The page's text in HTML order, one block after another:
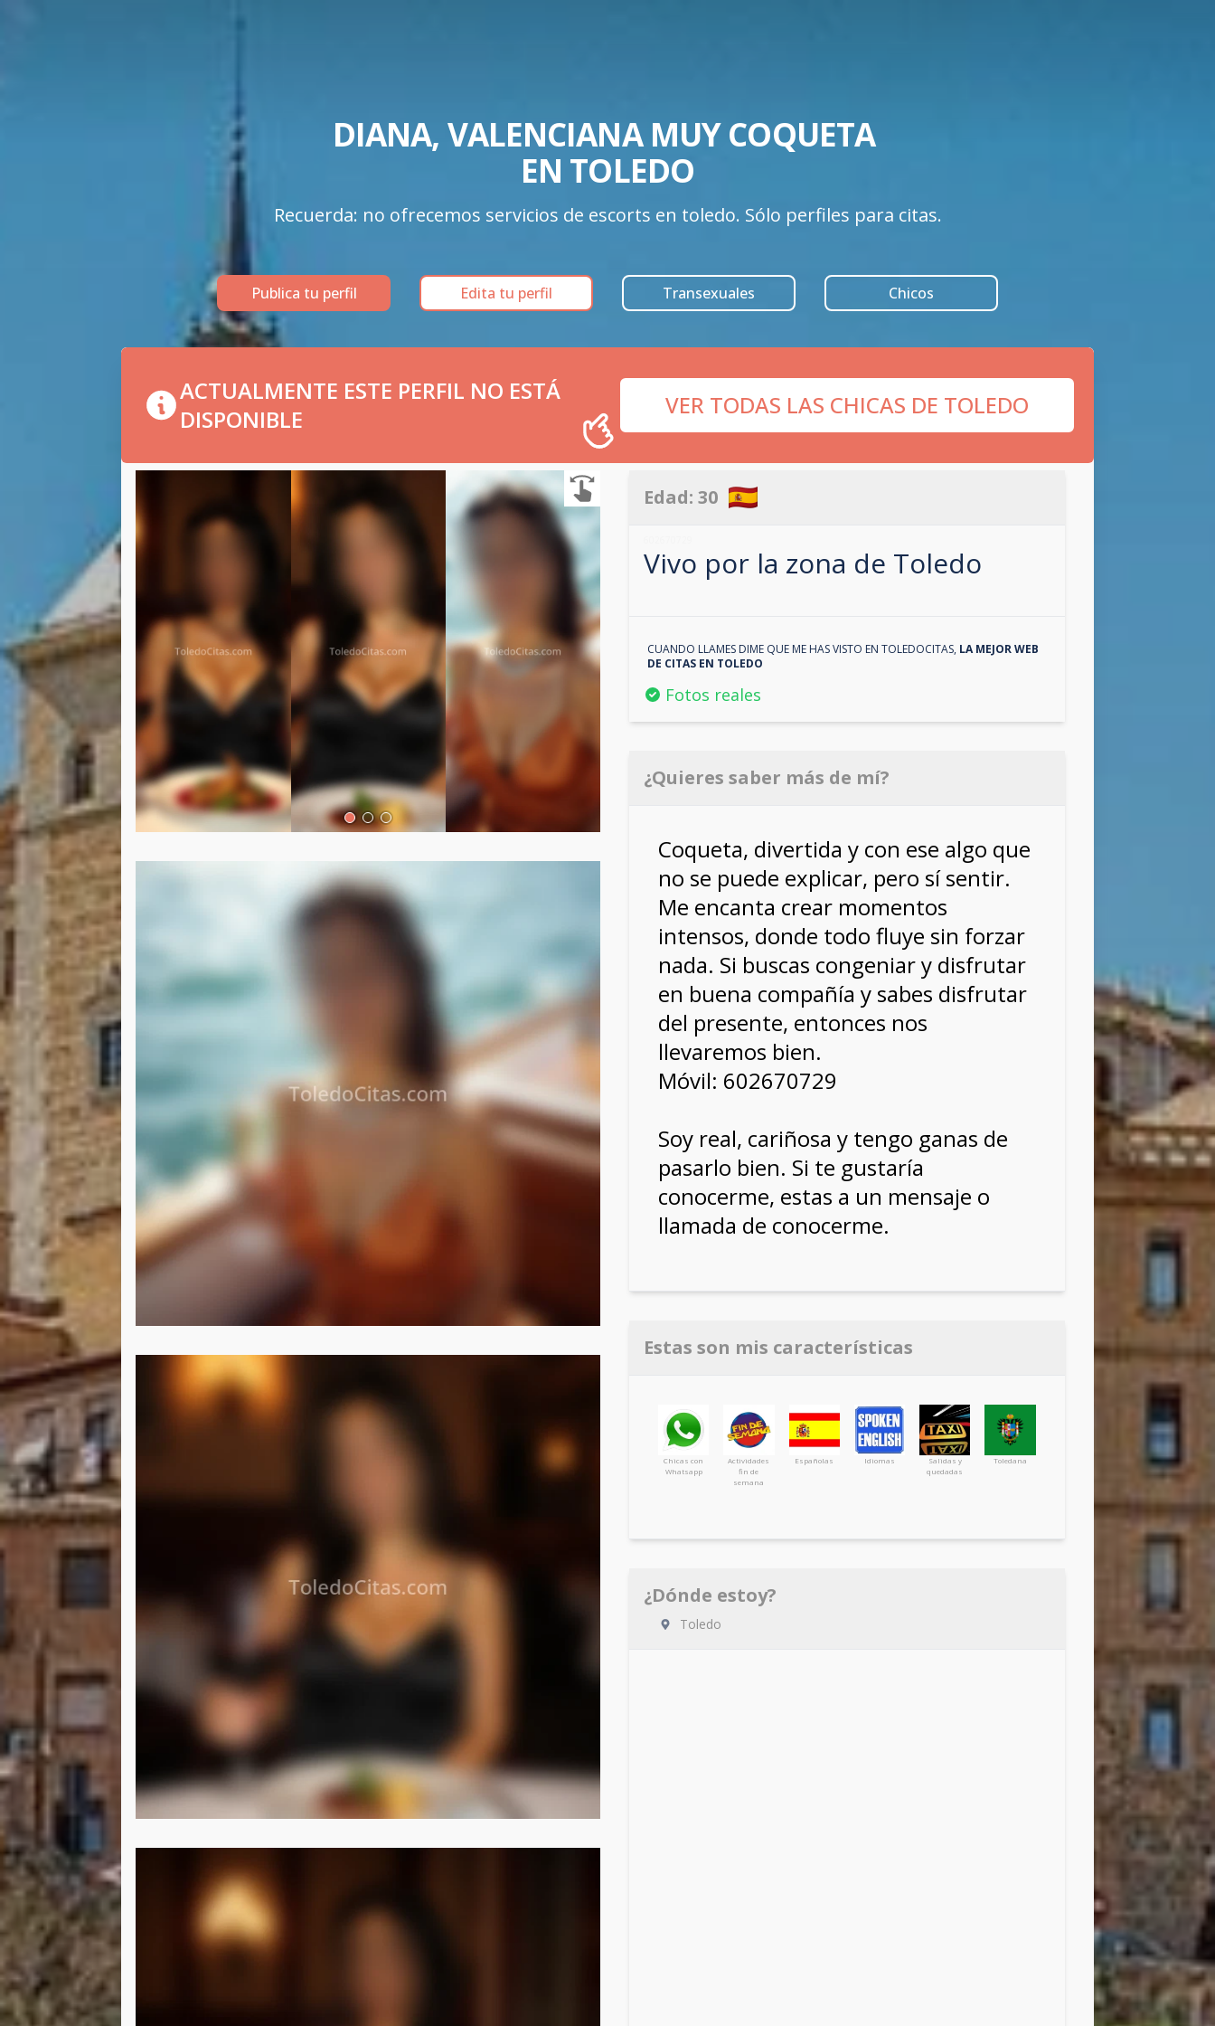
DIANA, VALENCIANA MUY COQUETA
EN TOLEDO
Recuerda: no ofrecemos servicios de escorts en toledo. Sólo perfiles para citas.
Publica tu perfil Edita tu perfil Transexuales Chicos
ACTUALMENTE ESTE PERFIL NO ESTÁ
DISPONIBLE
VER TODAS LAS CHICAS DE TOLEDO
Edad: 30
Vivo por la zona de Toledo
CUANDO LLAMES DIME QUE ME HAS VISTO EN TOLEDOCITAS, LA MEJOR WEB
DE CITAS EN TOLEDO
Fotos reales
¿Quieres saber más de mí?
Coqueta, divertida y con ese algo que
no se puede explicar, pero sí sentir.
Me encanta crear momentos
intensos, donde todo fluye sin forzar
nada. Si buscas congeniar y disfrutar
en buena compañía y sabes disfrutar
del presente, entonces nos
llevaremos bien.
Móvil: 602670729
Soy real, cariñosa y tengo ganas de
pasarlo bien. Si te gustaría
conocerme, estas a un mensaje o
llamada de conocerme.
Estas son mis características
Chicas con
Whatsapp
Actividades
fin de
semana
Españolas Idiomas
Salidas y
quedadas
Toledana
¿Dónde estoy?
Toledo